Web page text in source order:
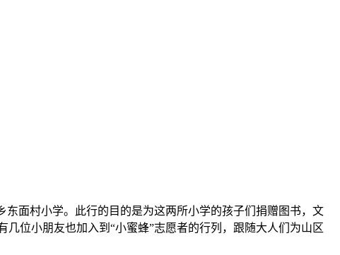
面村小学。此行的目的是为这两所小学的孩子们捐赠图书，文
位小朋友也加入到“小蜜蜂”志愿者的行列，跟随大人们为山区